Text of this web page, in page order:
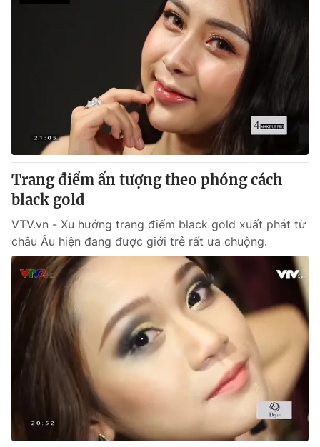
024-7300.7108
® Cấm sao chép dưới mọi hình thức nếu không có sự chấp
thuận bằng văn bản. Ghi rõ nguồn VTV.vn khi phát hành lại
thông tin từ website này.
Trang điểm ấn tượng theo phóng cách
black gold
VTV.vn - Xu hướng trang điểm black gold xuất phát từ
châu Âu hiện đang được giới trẻ rất ưa chuộng.